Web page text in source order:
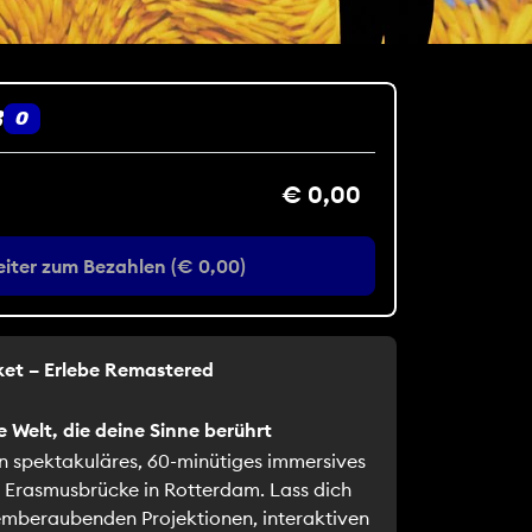
0
€ 0,00
zum Bezahlen (€ 0,00)
– Erlebe Remastered
Welt, die deine Sinne berührt
spektakuläres, 60-minütiges immersives
in Rotterdam. Lass dich
Projektionen, interaktiven